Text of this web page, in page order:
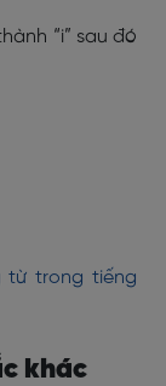
“i” sau đó
từ trong tiếng
khác